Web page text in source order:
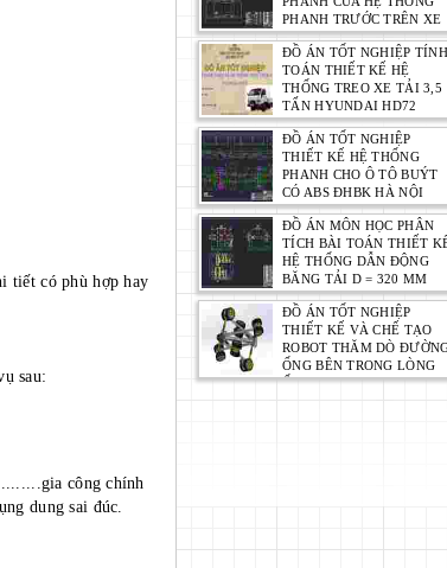
có phù hợp hay
sau:
công chính
dung sai đúc.
PHANH TRƯỚC TRÊN XE
HYUNDAI ELANTRA
2023
ĐỒ ÁN TỐT NGHIỆP TÍNH
TOÁN THIẾT KẾ HỆ
THỐNG TREO XE TẢI 3,5
TẤN HYUNDAI HD72
ĐỒ ÁN TỐT NGHIỆP
THIẾT KẾ HỆ THỐNG
PHANH CHO Ô TÔ BUÝT
CÓ ABS ĐHBK HÀ NỘI
ĐỒ ÁN MÔN HỌC PHÂN
TÍCH BÀI TOÁN THIẾT
HỆ THỐNG DẪN ĐỘNG
BĂNG TẢI D = 320 MM
ĐỒ ÁN TỐT NGHIỆP
THIẾT KẾ VÀ CHẾ TẠO
ROBOT THĂM DÒ
ỐNG BÊN TRONG LÒNG
ỐNG